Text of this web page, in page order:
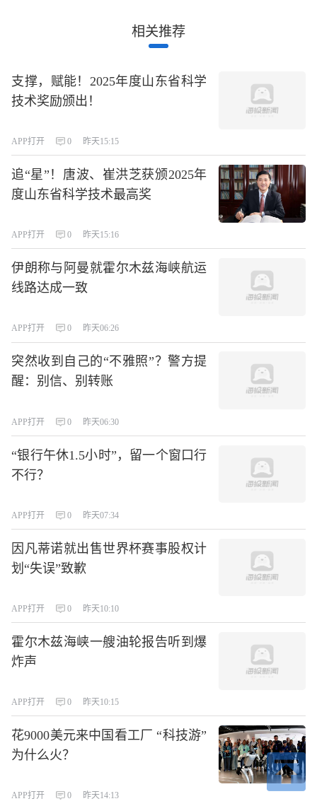
相关推荐
支撑，赋能！2025年度山东省科学
技术奖励颁出！
APP打开 0 昨天15:15
追“星”！唐波、崔洪芝获颁2025年
度山东省科学技术最高奖
APP打开 0 昨天15:16
伊朗称与阿曼就霍尔木兹海峡航运
线路达成一致
APP打开 0 昨天06:26
突然收到自己的“不雅照”？警方提
醒：别信、别转账
APP打开 0 昨天06:30
“银行午休1.5小时”，留一个窗口行
不行？
APP打开 0 昨天07:34
因凡蒂诺就出售世界杯赛事股权计
划“失误”致歉
APP打开 0 昨天10:10
霍尔木兹海峡一艘油轮报告听到爆
炸声
APP打开 0 昨天10:15
花9000美元来中国看工厂 “科技游”
为什么火？
APP打开 0 昨天14:13